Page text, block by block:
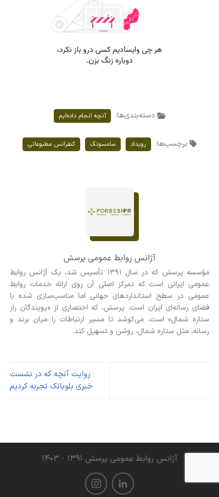
دسته‌بندی‌ها: آنچه انجام داده‌ایم
برچسب‌ها: رویداد سامسونگ کنفرانس مطبوعاتی
آژانس روابط عمومی پرسش
مؤسسه پرسش که در سال ۱۳۹۱ تأسیس شد، یک آژانس روابط
عمومی ایرانی است که تمرکز اصلی آن روی ارائه خدمات روابط
عمومی در سطح استانداردهای جهانی اما مناسب‌سازی شده با
فضای رسانه‌ای ایران است. پرسش، که اختصاری از «پویندگان راز
ستاره شمال» است، می‌کوشد تا مسیر ارتباطات را میان برند و
رسانه، مثل ستاره شمال، روشن و تسهیل کند.
روایت آنچه که در نشست
خبری بلوبانک تجربه کردیم
آژانس روابط عمومی پرسش ۱۳۹۱ - ۱۴۰۳